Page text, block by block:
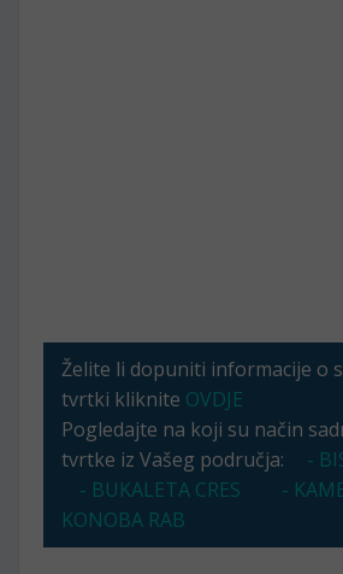
Želite li dopuniti informacije o
tvrtki kliknite OVDJE
Pogledajte na koji su način
tvrtke iz Vašeg područja:
-
- BUKALETA CRES
-
KONOBA RAB